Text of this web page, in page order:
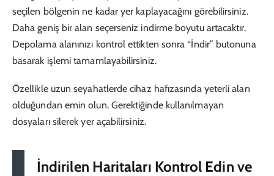
seçilen bölgenin ne kadar yer kaplayacağını görebilirsiniz.
Daha geniş bir alan seçerseniz indirme boyutu artacaktır.
Depolama alanınızı kontrol ettikten sonra “İndir” butonuna
basarak işlemi tamamlayabilirsiniz.
Özellikle uzun seyahatlerde cihaz hafızasında yeterli alan
olduğundan emin olun. Gerektiğinde kullanılmayan
dosyaları silerek yer açabilirsiniz.
İndirilen Haritaları Kontrol Edin ve